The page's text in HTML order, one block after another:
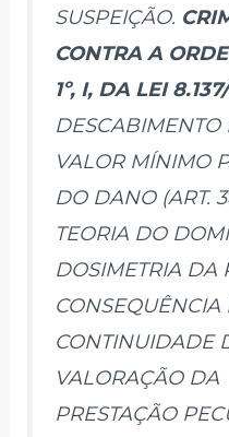
SUSPEIÇÃO.
CONTRA A
1º, I, DA LEI
VALOR MÍNIMO
DO DANO (ART.
TEORIA DO
DOSIMETRIA DA
CONSEQUÊNCIA
CONTINUIDADE
VALORAÇÃO DA
PRESTAÇÃO